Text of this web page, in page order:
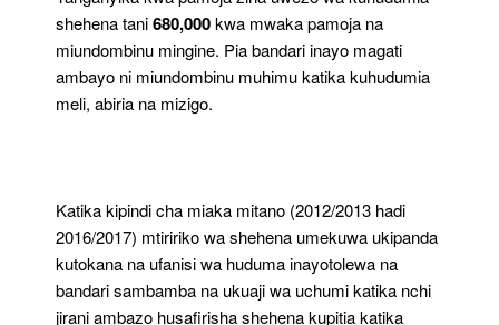
shehena tani680,000kwa mwaka pamoja na
miundombinu mingine. Pia bandari inayo magati
ambayo ni miundombinu muhimu katika kuhudumia
meli, abiria na mizigo.
Katika kipindi cha miaka mitano (2012/2013 hadi
2016/2017) mtiririko wa shehena umekuwa ukipanda
kutokana na ufanisi wa huduma inayotolewa na
bandari sambamba na ukuaji wa uchumi katika nchi
jirani ambazo husafirisha shehena kupitia katika